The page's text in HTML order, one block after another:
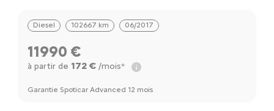
Diesel 102667 km 06/2017
11990 €
à partir de 172 €/mois*
Garantie Spoticar Advanced 12 mois